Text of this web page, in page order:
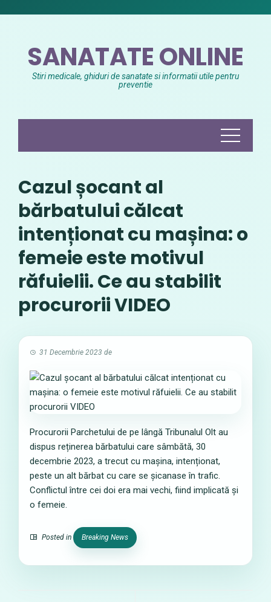
SANATATE ONLINE
Stiri medicale, ghiduri de sanatate si informatii utile pentru
preventie
Cazul șocant al
bărbatului călcat
intenționat cu mașina: o
femeie este motivul
răfuielii. Ce au stabilit
procurorii VIDEO
31 Decembrie 2023 de
Procurorii Parchetului de pe lângă Tribunalul Olt au
dispus reținerea bărbatului care sâmbătă, 30
decembrie 2023, a trecut cu mașina, intenționat,
peste un alt bărbat cu care se șicanase în trafic.
Conflictul între cei doi era mai vechi, fiind implicată și
o femeie.
Posted in Breaking News